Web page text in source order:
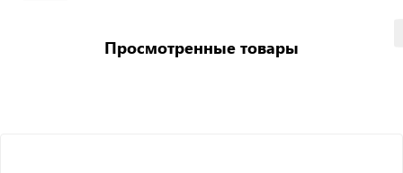
Просмотренные товары